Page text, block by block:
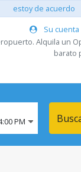
estoy de acuerdo
Su cuenta
Alquila un
barato
PM